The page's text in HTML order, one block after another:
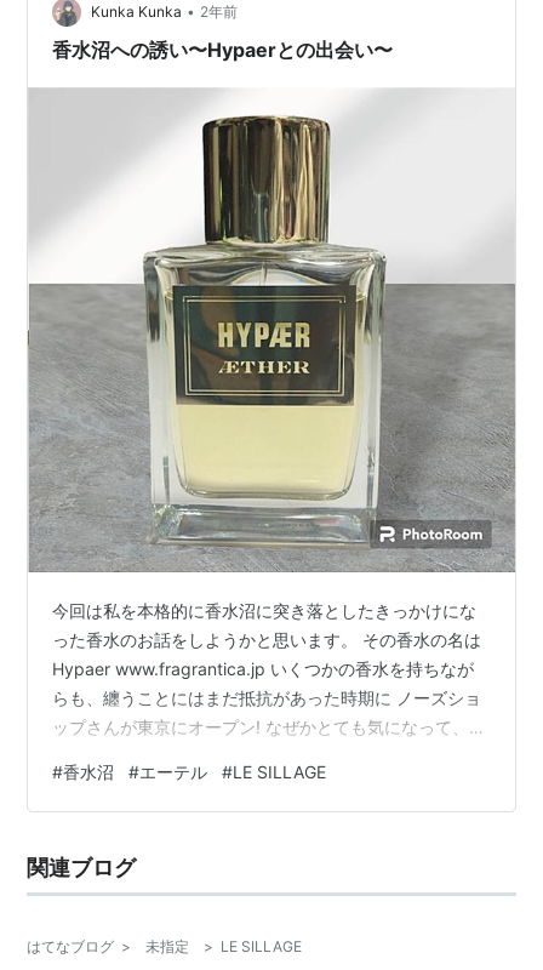
Kunka Kunka • 2年前
香水沼への誘い〜Hypaerとの出会い〜
今回は私を本格的に香水沼に突き落としたきっかけにな
った香水のお話をしようかと思います。 その香水の名は
Hypaer www.fragrantica.jp いくつかの香水を持ちなが
らも、纏うことにはまだ抵抗があった時期に ノーズショ
ップさんが東京にオープン! なぜかとても気になって、東
の香水がキラキラ並んでおりまして。。 大興奮して片っ
端から獣のようにkunk kunkaと香水を嗅ぎ周っていた
Hypaerさんでした。 なんかね、、こうすいとは違う何か
が全面的に押し寄せてきてるんですよ。 アロマ…
#香水沼 #エーテル #LE SILLAGE
関連ブログ
はてなブログ > 未指定 > LE SILLAGE